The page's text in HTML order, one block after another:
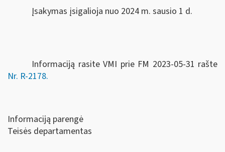
Įsakymas įsigalioja nuo 2024 m. sausio 1 d.
Informaciją rasite VMI prie FM 2023-05-31 rašte
Nr. R-2178.
Informaciją parengė
Teisės departamentas